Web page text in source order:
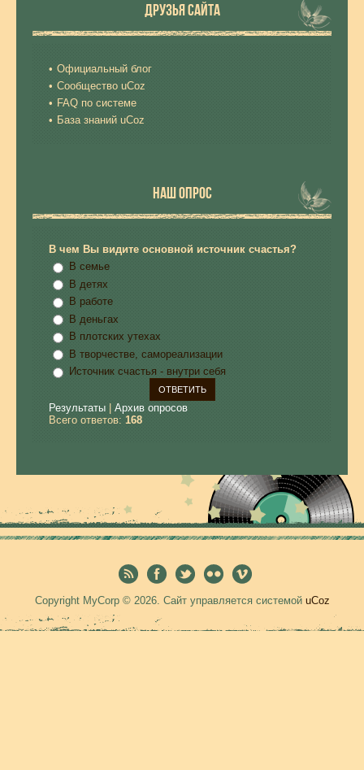
ДРУЗЬЯ САЙТА
Официальный блог
Сообщество uCoz
FAQ по системе
База знаний uCoz
НАШ ОПРОС
В чем Вы видите основной источник счастья?
В семье
В детях
В работе
В деньгах
В плотских утехах
В творчестве, самореализации
Источник счастья - внутри себя
Результаты
Архив опросов
Всего ответов: 168
Copyright MyCorp © 2026. Сайт управляется системой uCoz